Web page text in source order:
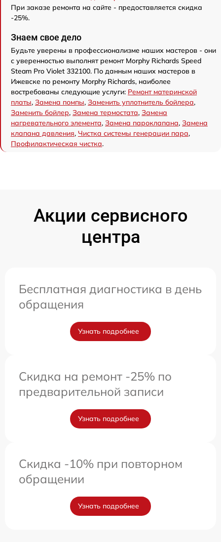
При заказе ремонта на сайте - предоставляется скидка
-25%.
Знаем свое дело
Будьте уверены в профессионализме наших мастеров - они
с уверенностью выполнят ремонт Morphy Richards Speed
Steam Pro Violet 332100. По данным наших мастеров в
Ижевске по ремонту Morphy Richards, наиболее
востребованы следующие услуги: Ремонт материнской
платы, Замена помпы, Заменить уплотнитель бойлера,
Заменить бойлер, Замена термостата, Замена
нагревательного элемента, Замена пароклапана, Замена
клапана давления, Чистка системы генерации пара,
Профилактическая чистка.
Акции сервисного
центра
Бесплатная диагностика в день
обращения
Узнать подробнее
Скидка на ремонт -25% по
предварительной записи
Узнать подробнее
Скидка -10% при повторном
обращении
Узнать подробнее